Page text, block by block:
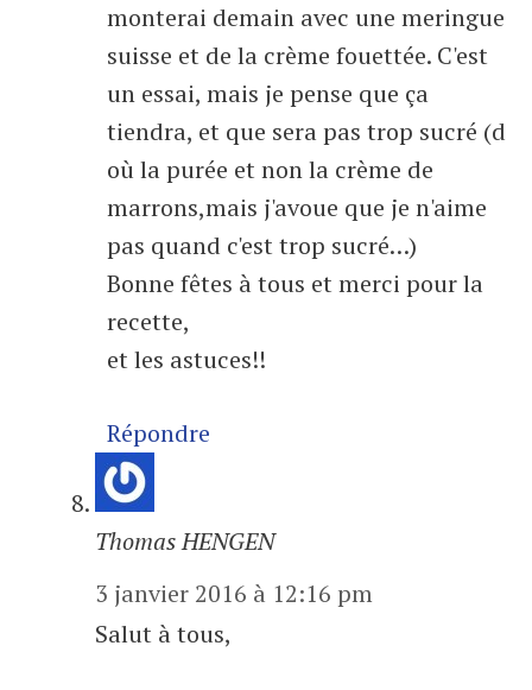
monterai demain avec une meringue
suisse et de la crème fouettée. C'est
un essai, mais je pense que ça
tiendra, et que sera pas trop sucré (d
où la purée et non la crème de
marrons,mais j'avoue que je n'aime
pas quand c'est trop sucré…)
Bonne fêtes à tous et merci pour la
recette,
et les astuces!!
Répondre
Thomas HENGEN
3 janvier 2016 à 12:16 pm
Salut à tous,